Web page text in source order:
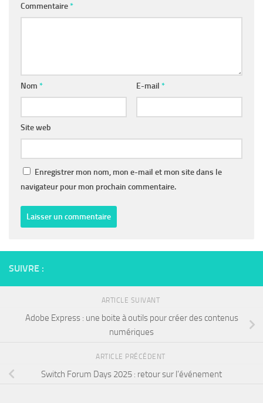
Commentaire*
Nom * E-mail *
Site web
Enregistrer mon nom, mon e-mail et mon site dans le
navigateur pour mon prochain commentaire.
SUIVRE :
ARTICLE SUIVANT
Adobe Express : une boite à outils pour créer des contenus
numériques
ARTICLE PRÉCÉDENT
Switch Forum Days 2025 : retour sur l’événement